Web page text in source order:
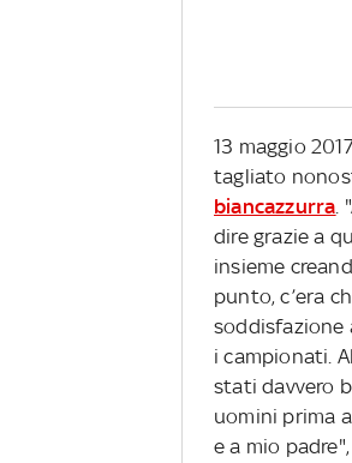
13 maggio
tagliato
biancazzurra.
dire grazie a
insieme
punto, c’era
soddisfazione
i campionati.
stati davvero
uomini prima
e a mio